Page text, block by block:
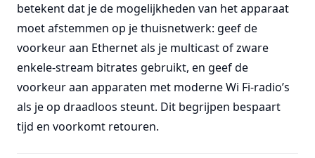
betekent dat je de mogelijkheden van het apparaat
moet afstemmen op je thuisnetwerk: geef de
voorkeur aan Ethernet als je multicast of zware
enkele-stream bitrates gebruikt, en geef de
voorkeur aan apparaten met moderne Wi Fi-radio’s
als je op draadloos steunt. Dit begrijpen bespaart
tijd en voorkomt retouren.